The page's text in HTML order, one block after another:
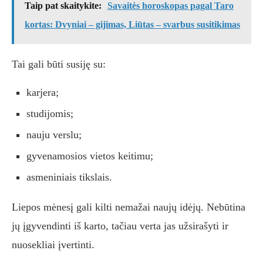
Taip pat skaitykite:
Savaitės horoskopas pagal Taro
kortas: Dvyniai – gijimas, Liūtas – svarbus susitikimas
Tai gali būti susiję su:
karjera;
studijomis;
nauju verslu;
gyvenamosios vietos keitimu;
asmeniniais tikslais.
Liepos mėnesį gali kilti nemažai naujų idėjų. Nebūtina
jų įgyvendinti iš karto, tačiau verta jas užsirašyti ir
nuosekliai įvertinti.